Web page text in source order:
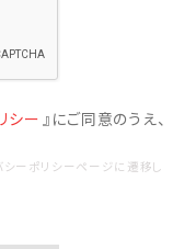
シー 』にご同意のうえ、
ーポリシーページに遷移し